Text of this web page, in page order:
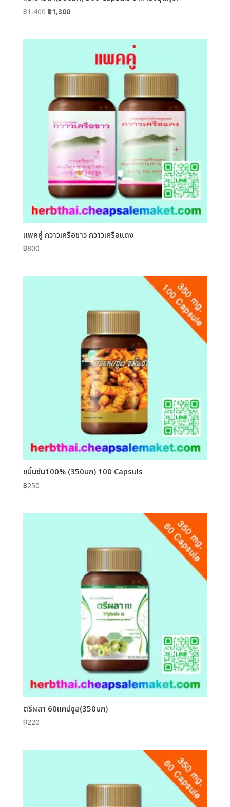
฿1,400 Original
฿1,300Current
แพคคู่ กวาวเครือขาว กวาวเครือแดง
฿800
ขมิ้นชัน100% (350มก) 100 Capsuls
฿250
ตรีผลา 60แคปซูล(350มก)
฿220